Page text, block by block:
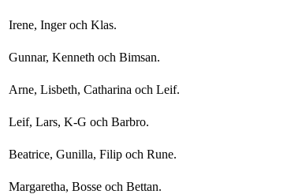
Irene, Inger och Klas.
Gunnar, Kenneth och Bimsan.
Arne, Lisbeth, Catharina och Leif.
Leif, Lars, K-G och Barbro.
Beatrice, Gunilla, Filip och Rune.
Margaretha, Bosse och Bettan.